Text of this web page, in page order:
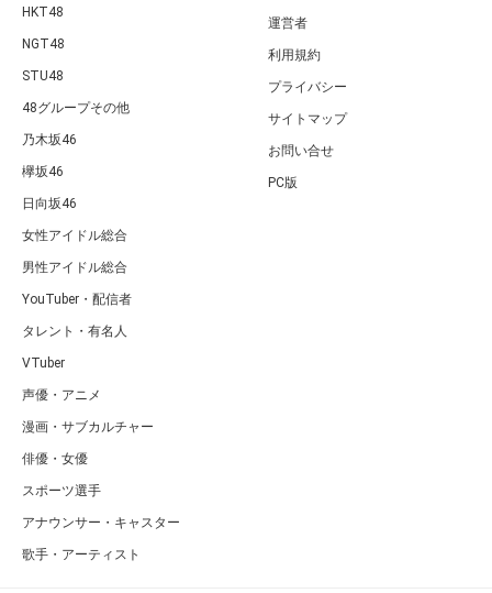
HKT48
NGT48
STU48
48グループその他
乃木坂46
欅坂46
日向坂46
女性アイドル総合
男性アイドル総合
YouTuber・配信者
タレント・有名人
VTuber
声優・アニメ
漫画・サブカルチャー
俳優・女優
スポーツ選手
アナウンサー・キャスター
歌手・アーティスト
運営者
利用規約
プライバシー
サイトマップ
お問い合せ
PC版